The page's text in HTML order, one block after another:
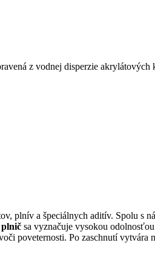
z vodnej disperzie
plnív a špeciálnych aditív. Spolu s
sa vyznačuje vysokou
poveternosti. Po zaschnutí vytvára